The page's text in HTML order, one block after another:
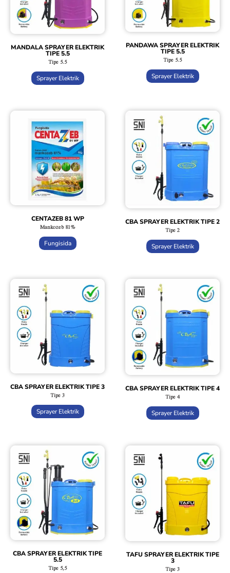
MANDALA SPRAYER ELEKTRIK
TIPE 5.5
Tipe 5.5
Sprayer Elektrik
PANDAWA SPRAYER ELEKTRIK
TIPE 5.5
Tipe 5.5
Sprayer Elektrik
CENTAZEB 81 WP
Mankozeb 81%
Fungisida
CBA SPRAYER ELEKTRIK TIPE 2
Tipe 2
Sprayer Elektrik
CBA SPRAYER ELEKTRIK TIPE 3
Tipe 3
Sprayer Elektrik
CBA SPRAYER ELEKTRIK TIPE 4
Tipe 4
Sprayer Elektrik
CBA SPRAYER ELEKTRIK TIPE
5.5
Tipe 5,5
TAFU SPRAYER ELEKTRIK TIPE
3
Tipe 3